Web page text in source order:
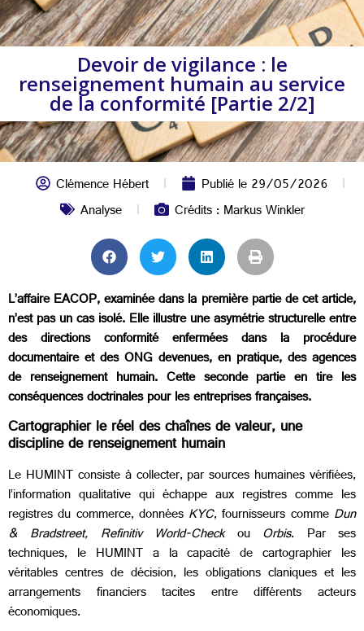
Devoir de vigilance : le
renseignement humain au service
de la conformité [Partie 2/2]
Clémence Hébert Publié le29/05/2026
Analyse
Crédits : Markus Winkler
L’affaire EACOP, examinée dans la première partie de cet article,
n’est pas un cas isolé. Elle illustre une asymétrie structurelle entre
des directions conformité enfermées dans la procédure
documentaire et des ONG devenues, en pratique, des agences
de renseignement humain. Cette seconde partie en tire les
conséquences doctrinales pour les entreprises françaises.
Cartographier le réel des chaînes de valeur, une
discipline de renseignement humain
Le HUMINT consiste à collecter, par sources humaines vérifiées,
l’information qualitative qui échappe aux registres comme les
registres du commerce, données KYC, fournisseurs comme Dun
& Bradstreet, Refinitiv World-Checkou Orbis. Par ses
techniques, le HUMINT a la capacité de cartographier les
véritables centres de décision, les obligations claniques et les
arrangements financiers tacites entre différents acteurs
économiques.